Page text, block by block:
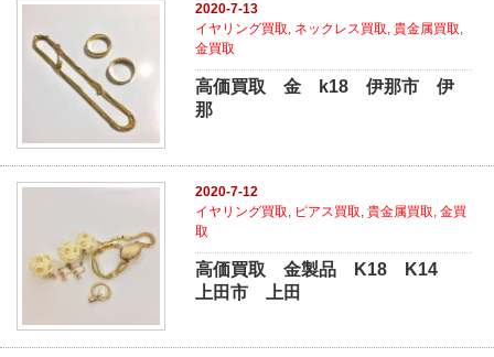
2020-7-13
イヤリング買取, ネックレス買取,貴金属買取,
金買取
高価買取 金 k18 伊那市 伊
那
2020-7-12
イヤリング買取
ピアス買取 ,貴金属買取 ,金買
取
高価買取 金製品 K18 K14
上田市 上田